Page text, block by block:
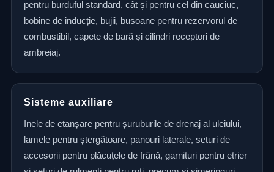
pentru burduful standard, cât și pentru cel din cauciuc,
bobine de inducție, bujii, busoane pentru rezervorul de
combustibil, capete de bară și cilindri receptori de
ambreiaj.
Sisteme auxiliare
Inele de etanșare pentru șuruburile de drenaj al uleiului,
lamele pentru ștergătoare, panouri laterale, seturi de
accesorii pentru plăcuțele de frână, garnituri pentru etrier